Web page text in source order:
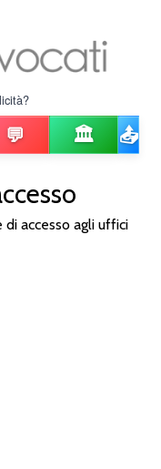
💬 🏛️ 📤
accesso agli uffici